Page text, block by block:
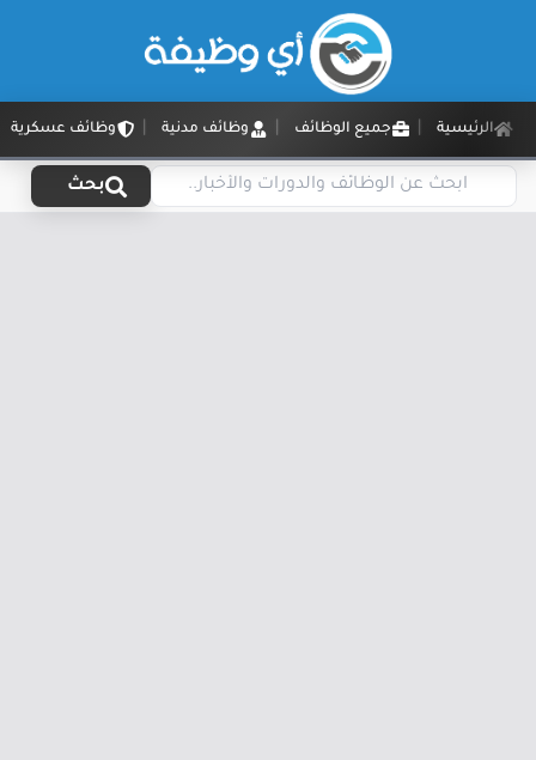
الرئيسية جميع الوظائف وظائف مدنية وظائف عسكرية
بحث